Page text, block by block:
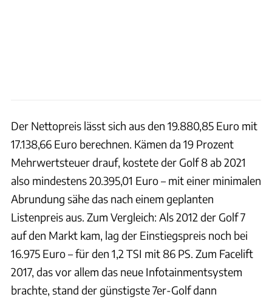
Der Nettopreis lässt sich aus den 19.880,85 Euro mit
17.138,66 Euro berechnen. Kämen da 19 Prozent
Mehrwertsteuer drauf, kostete der Golf 8 ab 2021
also mindestens 20.395,01 Euro – mit einer minimalen
Abrundung sähe das nach einem geplanten
Listenpreis aus. Zum Vergleich: Als 2012 der Golf 7
auf den Markt kam, lag der Einstiegspreis noch bei
16.975 Euro – für den 1,2 TSI mit 86 PS. Zum Facelift
2017, das vor allem das neue Infotainmentsystem
brachte, stand der günstigste 7er-Golf dann